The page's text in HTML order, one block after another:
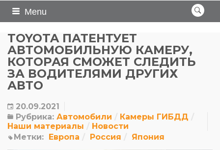
Menu
TOYOTA ПАТЕНТУЕТ
АВТОМОБИЛЬНУЮ КАМЕРУ,
КОТОРАЯ СМОЖЕТ СЛЕДИТЬ
ЗА ВОДИТЕЛЯМИ ДРУГИХ
АВТО
20.09.2021
Рубрика: Автомобили
Камеры ГИБДД
Наши материалы
Новости
Метки: Европа Россия Япония